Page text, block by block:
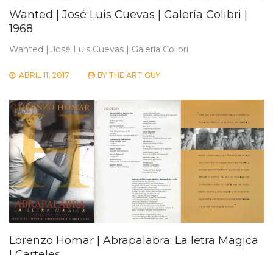
Wanted | José Luis Cuevas | Galería Colibri |
1968
Wanted | José Luis Cuevas | Galería Colibri
ABRIL 11, 2017 BY THE ART GUY
Lorenzo Homar | Abrapalabra: La letra Magica